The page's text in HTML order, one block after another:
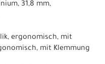
31,8 mm,
ergonomisch, mit
mit Klemmung